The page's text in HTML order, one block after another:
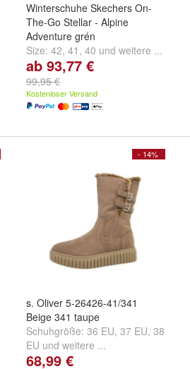
Winterschuhe Skechers On-
The-Go Stellar - Alpine
Adventure grén
Size: 42, 41 , 40 und weitere ...
ab 93,77 €
99,95 €
Kostenloser Versand
- 14%
s. Oliver 5-26426-41/341
Beige 341 taupe
Schuhgröße: 36 EU, 37 EU, 38
EU und weitere ...
68,99 €